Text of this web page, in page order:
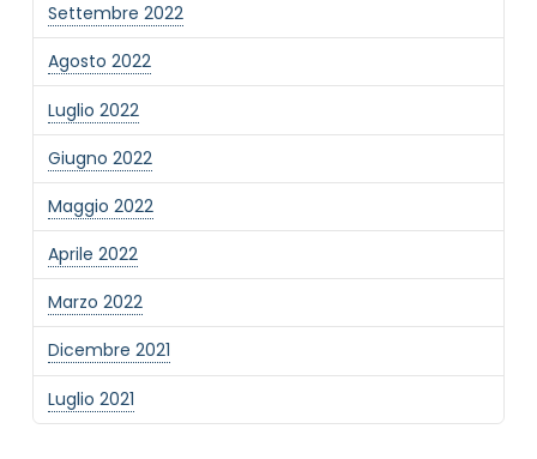
Settembre 2022
Agosto 2022
Luglio 2022
Giugno 2022
Maggio 2022
Aprile 2022
Marzo 2022
Dicembre 2021
Luglio 2021